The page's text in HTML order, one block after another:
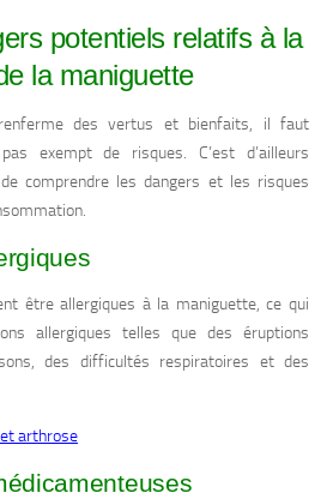
potentiels relatifs à la
la maniguette
des vertus et bienfaits, il faut
exempt de risques. C’est d’ailleurs
comprendre les dangers et les risques
être allergiques à la maniguette, ce qui
allergiques telles que des éruptions
des difficultés respiratoires et des
arthrose